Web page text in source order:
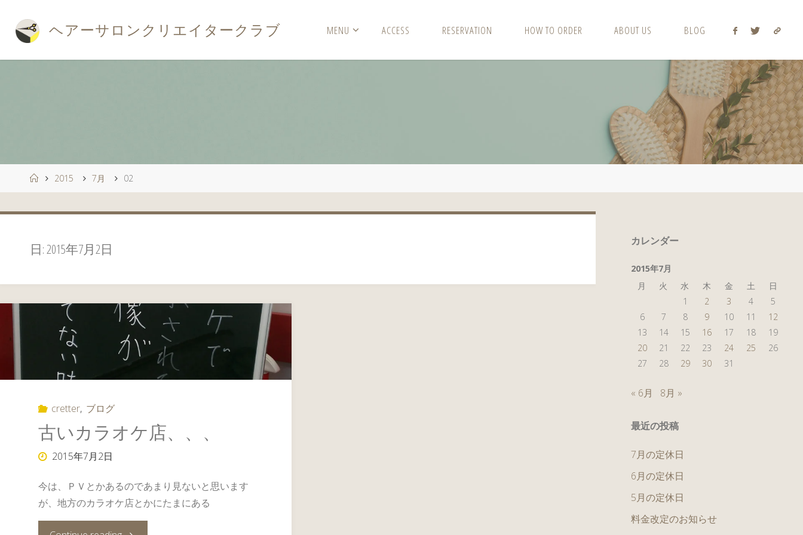
ン
ヘアーサ ロ ンク リ エイ タ ーク ラ ブ MENU ACCESS RESERVATION HOW TO ORDER ABOUT US BLOG
ホ
ー
2015 7月 02
日:2015年7月2日
cretter, ブログ
古いカラオケ店、、、
2015年7月2日
今は、ＰＶとかあるのであまり見ないと思います
が、地方のカラオケ店とかにたまにある
カレンダー
2015年7月
月
火 水 木 金 土
日
1
2 3 4
5
6
7 8 9 10 11
12
13
14 15 16 17 18
19
20
21 22 23 24 25
26
27
28 29 30 31
« 6月 8月 »
最近の投稿
7月の定休日
6月の定休日
5月の定休日
料金改定のお知らせ